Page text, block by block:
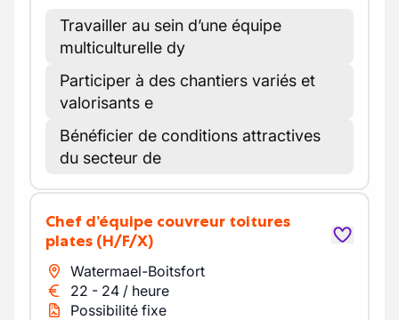
Travailler au sein d’une équipe
multiculturelle dy
Participer à des chantiers variés et
valorisants e
Bénéficier de conditions attractives
du secteur de
Chef d’équipe couvreur toitures
plates (H/F/X)
Watermael-Boitsfort
22 - 24 / heure
Possibilité fixe